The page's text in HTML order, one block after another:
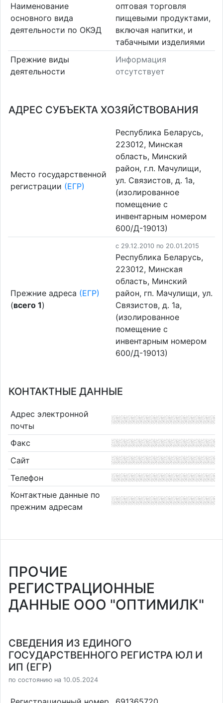
Наименование
основного вида
деятельности по ОКЭД
оптовая торговля
пищевыми продуктами,
включая напитки, и
табачными изделиями
Прежние виды
деятельности
Информация
отсутствует
АДРЕС СУБЪЕКТА ХОЗЯЙСТВОВАНИЯ
Место государственной
регистрации (ЕГР)
Республика Беларусь,
223012, Минская
область, Минский
район, г.п. Мачулищи,
ул. Связистов, д. 1а,
(изолированное
помещение с
инвентарным номером
600/Д-19013)
Прежние адреса (ЕГР)
(всего 1)
c 29.12.2010 по 20.01.2015
Республика Беларусь,
223012, Минская
область, Минский
район, гп. Мачулищи, ул.
Связистов, д. 1а,
(изолированное
помещение с
инвентарным номером
600/Д-19013)
КОНТАКТНЫЕ ДАННЫЕ
Адрес электронной
почты
Факс
Сайт
Телефон
Контактные данные по
прежним адресам
ПРОЧИЕ
РЕГИСТРАЦИОННЫЕ
ДАННЫЕ ООО "ОПТИМИЛК"
СВЕДЕНИЯ ИЗ ЕДИНОГО
ГОСУДАРСТВЕННОГО РЕГИСТРА ЮЛ И
ИП (ЕГР)
по состоянию на 10.05.2024